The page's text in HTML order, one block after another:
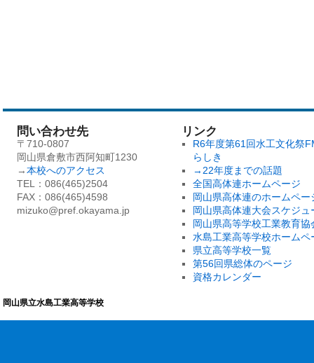
問い合わせ先
〒710-0807
岡山県倉敷市西阿知町1230
→本校へのアクセス
TEL：086(465)2504
FAX：086(465)4598
mizuko@pref.okayama.jp
リンク
R6年度第61回水工文化祭
らしき
→22年度までの話題
全国高体連ホームページ
岡山県高体連のホームペー
岡山県高体連大会スケジュ
岡山県高等学校工業教育協
水島工業高等学校ホームペ
県立高等学校一覧
第56回県総体のページ
資格カレンダー
岡山県立水島工業高等学校